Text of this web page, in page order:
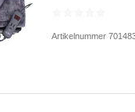
Artikelnummer